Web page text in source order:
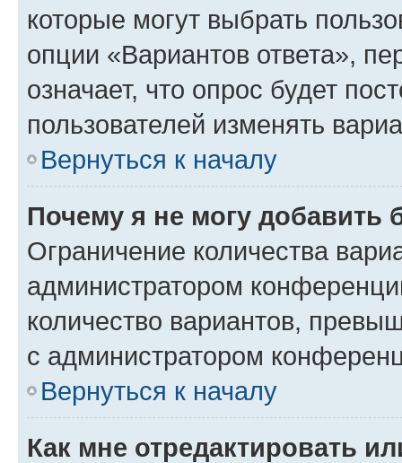
которые могут выбрать
опции «Вариантов ответа»,
означает, что опрос будет
пользователей изменять
Вернуться к началу
Почему я не могу добавить
Ограничение количества
администратором
количество вариантов,
с администратором
Вернуться к началу
Как мне отредактировать